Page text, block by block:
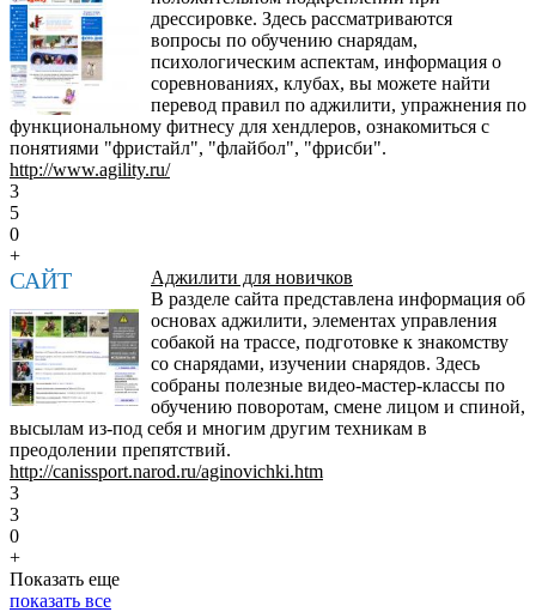
дрессировке. Здесь рассматриваются
вопросы по обучению снарядам,
психологическим аспектам, информация о
соревнованиях, клубах, вы можете найти
перевод правил по аджилити, упражнения по
функциональному фитнесу для хендлеров, ознакомиться с
понятиями "фристайл", "флайбол", "фрисби".
http://www.agility.ru/
3
5
0
+
САЙТ
Аджилити для новичков
В разделе сайта представлена информация об
основах аджилити, элементах управления
собакой на трассе, подготовке к знакомству
со снарядами, изучении снарядов. Здесь
собраны полезные видео-мастер-классы по
обучению поворотам, смене лицом и спиной,
высылам из-под себя и многим другим техникам в
преодолении препятствий.
http://canissport.narod.ru/aginovichki.htm
3
3
0
+
Показать еще
показать все